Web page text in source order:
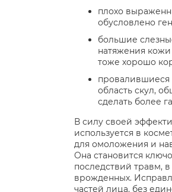
плохо
обусловлено
большие
натяжения кожи
тоже хорошо
область скул,
сделать более
В силу своей
используется в
для омоложения и
Она становится
последствий травм,
врожденных.
частей лица, без